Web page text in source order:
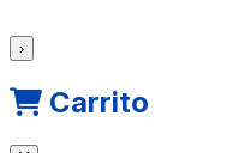
›
Carrito